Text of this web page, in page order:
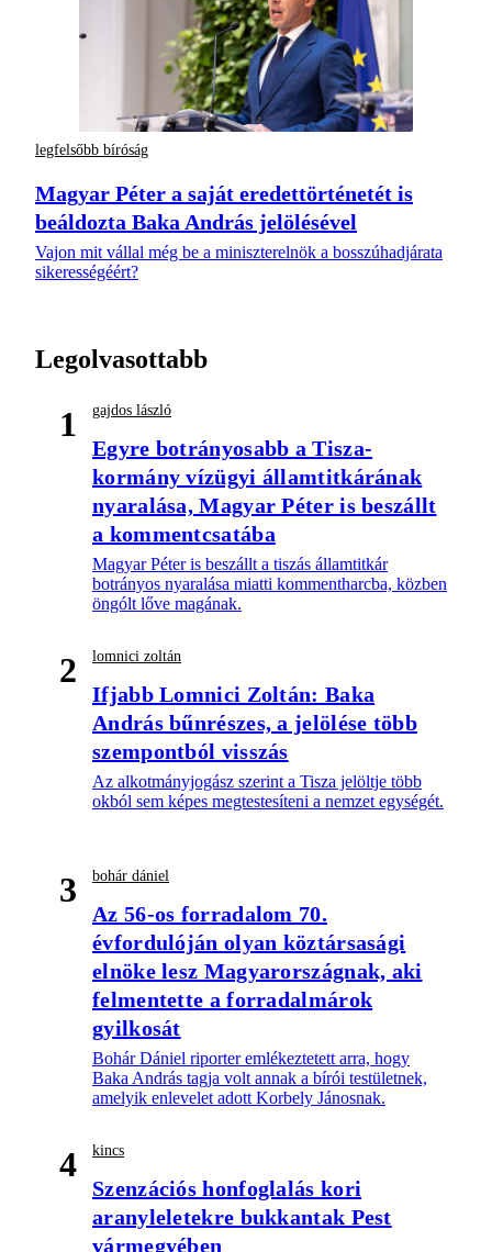
legfelsőbb bíróság
Magyar Péter a saját eredettörténetét is
beáldozta Baka András jelölésével
Vajon mit vállal még be a miniszterelnök a bosszúhadjárata
sikerességéért?
Legolvasottabb
1 gajdos lászló
Egyre botrányosabb a Tisza-
kormány vízügyi államtitkárának
nyaralása, Magyar Péter is beszállt
a kommentcsatába
Magyar Péter is beszállt a tiszás államtitkár
botrányos nyaralása miatti kommentharcba, közben
öngólt lőve magának.
2 lomnici zoltán
Ifjabb Lomnici Zoltán: Baka
András bűnrészes, a jelölése több
szempontból visszás
Az alkotmányjogász szerint a Tisza jelöltje több
okból sem képes megtestesíteni a nemzet egységét.
3 bohár dániel
Az 56-os forradalom 70.
évfordulóján olyan köztársasági
elnöke lesz Magyarországnak, aki
felmentette a forradalmárok
gyilkosát
Bohár Dániel riporter emlékeztetett arra, hogy
Baka András tagja volt annak a bírói testületnek,
amelyik enlevelet adott Korbely Jánosnak.
4 kincs
Szenzációs honfoglalás kori
aranyleletekre bukkantak Pest
vármegyében